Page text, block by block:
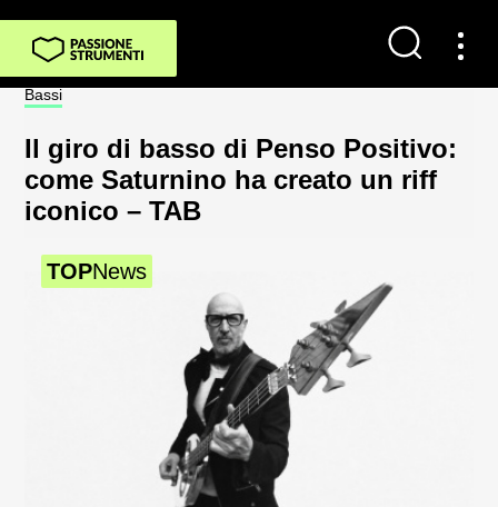
Contatti
Impostazioni dei cookie
Chi Siamo
Newsletter
Bassi
Il giro di basso di Penso Positivo:
come Saturnino ha creato un riff
iconico – TAB
TOPNews